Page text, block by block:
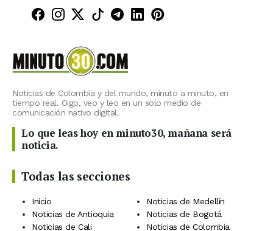
Minuto30 en Facebook
Minuto30 en Instagram
Minuto30 en X (Twitter)
Minuto30 en TikTok
Canal de Minuto30 en
Minuto30 en LinkedIn
Minuto30 en
Noticias de Colombia y del mundo, minuto a minuto, en
tiempo real. Oigo, veo y leo en un solo medio de
comunicación nativo digital.
Lo que leas hoy en minuto30, mañana será
noticia.
Todas las secciones
Inicio
Noticias de Medellín
Noticias de Antioquia
Noticias de Bogotá
Noticias de Cali
Noticias de Colombia